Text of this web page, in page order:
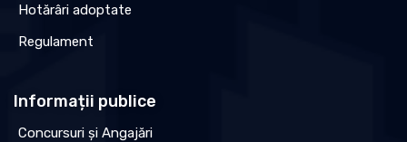
Hotărâri adoptate
Regulament
Informații publice
Concursuri și Angajări